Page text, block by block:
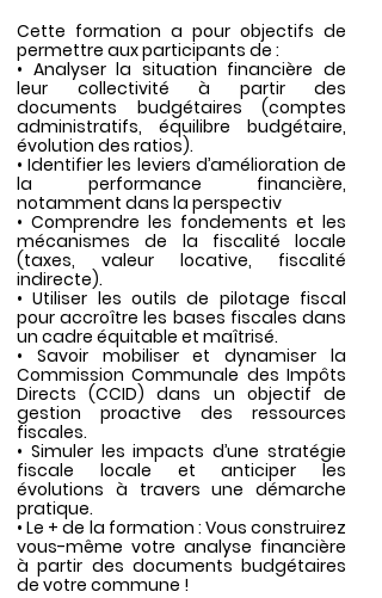
Cette formation a pour objectifs de
permettre aux participants de :
• Analyser la situation financière de
leur collectivité à partir des
documents budgétaires (comptes
administratifs, équilibre budgétaire,
évolution des ratios).
• Identifier les leviers d’amélioration de
la performance financière,
notamment dans la perspectiv
• Comprendre les fondements et les
mécanismes de la fiscalité locale
(taxes, valeur locative, fiscalité
indirecte).
• Utiliser les outils de pilotage fiscal
pour accroître les bases fiscales dans
un cadre équitable et maîtrisé.
• Savoir mobiliser et dynamiser la
Commission Communale des Impôts
Directs (CCID) dans un objectif de
gestion proactive des ressources
fiscales.
• Simuler les impacts d’une stratégie
fiscale locale et anticiper les
évolutions à travers une démarche
pratique.
• Le + de la formation : Vous construirez
vous-même votre analyse financière
à partir des documents budgétaires
de votre commune !